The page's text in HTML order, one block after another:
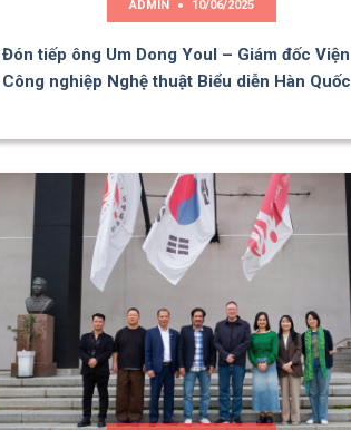
ADMIN 10/06/2025
Đón tiếp ông Um Dong Youl – Giám đốc Viện
Công nghiệp Nghệ thuật Biểu diễn Hàn Quốc